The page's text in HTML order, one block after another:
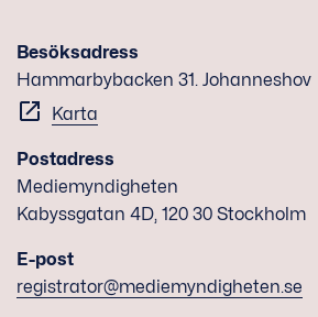
Besöksadress
Hammarbybacken 31. Johanneshov
Karta
Postadress
Mediemyndigheten
Kabyssgatan 4D, 120 30 Stockholm
E-post
registrator@mediemyndigheten.se